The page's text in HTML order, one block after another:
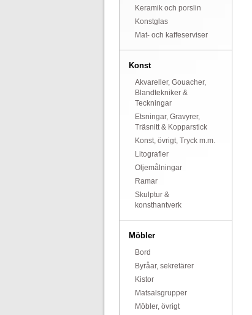
Keramik och porslin
Konstglas
Mat- och kaffeserviser
Konst
Akvareller, Gouacher,
Blandtekniker &
Teckningar
Etsningar, Gravyrer,
Träsnitt & Kopparstick
Konst, övrigt, Tryck m.m.
Litografier
Oljemålningar
Ramar
Skulptur &
konsthantverk
Möbler
Bord
Byråar, sekretärer
Kistor
Matsalsgrupper
Möbler, övrigt